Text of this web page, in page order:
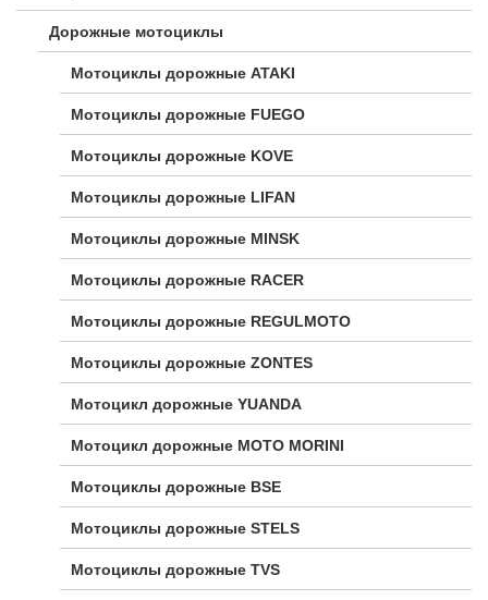
Дорожные мотоциклы
Мотоциклы дорожные ATAKI
Мотоциклы дорожные FUEGO
Мотоциклы дорожные KOVE
Мотоциклы дорожные LIFAN
Мотоциклы дорожные MINSK
Мотоциклы дорожные RACER
Мотоциклы дорожные REGULMOTO
Мотоциклы дорожные ZONTES
Мотоцикл дорожные YUANDA
Мотоцикл дорожные МОТО MORINI
Мотоциклы дорожные BSE
Мотоциклы дорожные STELS
Мотоциклы дорожные TVS